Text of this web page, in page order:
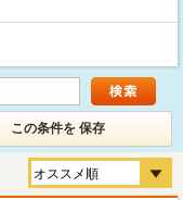
この条件を 保存